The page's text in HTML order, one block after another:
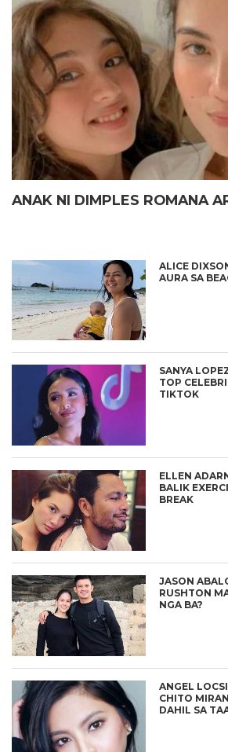
ANAK NI DIMPLES ROMANA
ALICE
AURA SA
SANYA
TOP
TIKTOK
ELLEN
BALIK
BREAK
JASON
RUSHTON
NGA BA?
ANGEL
CHITO
DAHIL SA